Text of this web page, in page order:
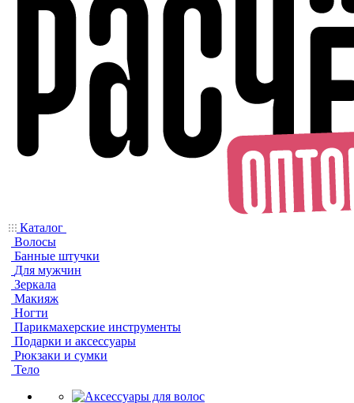
Каталог
Волосы
Банные штучки
Для мужчин
Зеркала
Макияж
Ногти
Парикмахерские инструменты
Подарки и аксессуары
Рюкзаки и сумки
Тело